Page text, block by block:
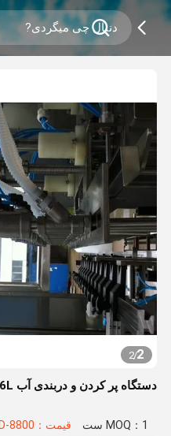
2
/
2
دستگاه پر کردن و دربندی آب Sus316L
MOQ：1 ست قیمت：8800-10000USD